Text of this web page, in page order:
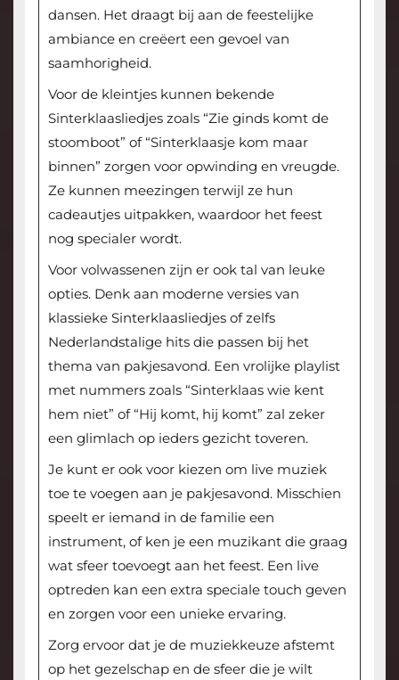
dansen. Het draagt bij aan de feestelijke
ambiance en creëert een gevoel van
saamhorigheid.
Voor de kleintjes kunnen bekende
Sinterklaasliedjes zoals “Zie ginds komt de
stoomboot” of “Sinterklaasje kom maar
binnen” zorgen voor opwinding en vreugde.
Ze kunnen meezingen terwijl ze hun
cadeautjes uitpakken, waardoor het feest
nog specialer wordt.
Voor volwassenen zijn er ook tal van leuke
opties. Denk aan moderne versies van
klassieke Sinterklaasliedjes of zelfs
Nederlandstalige hits die passen bij het
thema van pakjesavond. Een vrolijke playlist
met nummers zoals “Sinterklaas wie kent
hem niet” of “Hij komt, hij komt” zal zeker
een glimlach op ieders gezicht toveren.
Je kunt er ook voor kiezen om live muziek
toe te voegen aan je pakjesavond. Misschien
speelt er iemand in de familie een
instrument, of ken je een muzikant die graag
wat sfeer toevoegt aan het feest. Een live
optreden kan een extra speciale touch geven
en zorgen voor een unieke ervaring.
Zorg ervoor dat je de muziekkeuze afstemt
op het gezelschap en de sfeer die je wilt